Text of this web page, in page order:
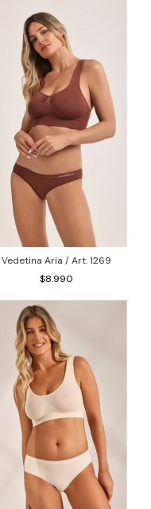
Vedetina Aria / Art. 1269
$8.990